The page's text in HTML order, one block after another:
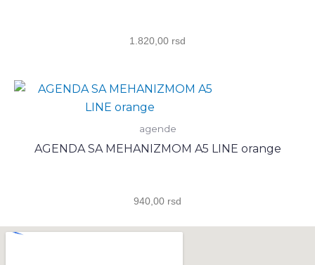
1.820,00 rsd
agende
AGENDA SA MEHANIZMOM A5 LINE orange
940,00 rsd